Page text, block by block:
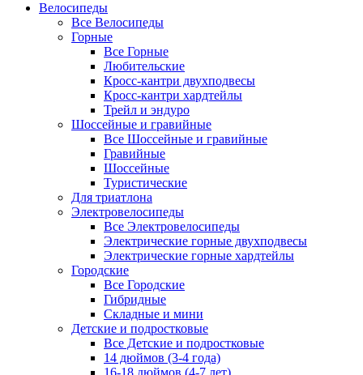
Велосипеды
Все Велосипеды
Горные
Все Горные
Любительские
Кросс-кантри двухподвесы
Кросс-кантри хардтейлы
Трейл и эндуро
Шоссейные и гравийные
Все Шоссейные и гравийные
Гравийные
Шоссейные
Туристические
Для триатлона
Электровелосипеды
Все Электровелосипеды
Электрические горные двухподвесы
Электрические горные хардтейлы
Городские
Все Городские
Гибридные
Складные и мини
Детские и подростковые
Все Детские и подростковые
14 дюймов (3-4 года)
16-18 дюймов (4-7 лет)